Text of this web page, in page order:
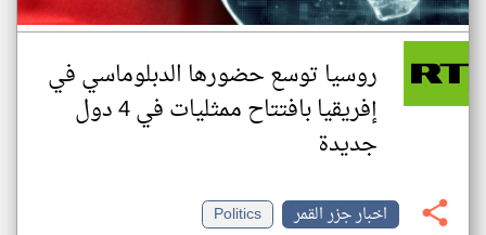
روسيا توسع حضورها الدبلوماسي في
إفريقيا بافتتاح ممثليات في 4 دول
جديدة
اخبار جزر القمر
Politics